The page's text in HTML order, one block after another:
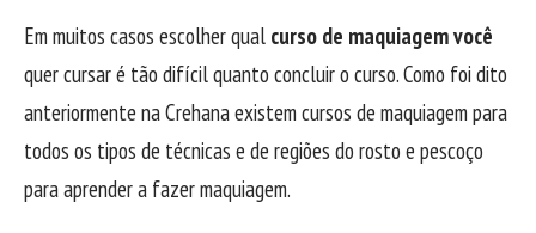
Em muitos casos escolher qual curso de maquiagem você
quer cursar é tão difícil quanto concluir o curso. Como foi dito
anteriormente na Crehana existem cursos de maquiagem para
todos os tipos de técnicas e de regiões do rosto e pescoço
para aprender a fazer maquiagem.